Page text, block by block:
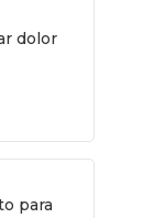
dolor
para